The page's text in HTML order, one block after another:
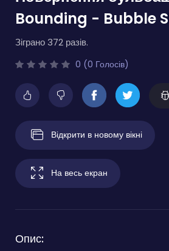
Bounding - Bubble
Зіграно 372 разів.
0 (0 Голосів)
Відкрити в новому вікні
На весь екран
Опис: